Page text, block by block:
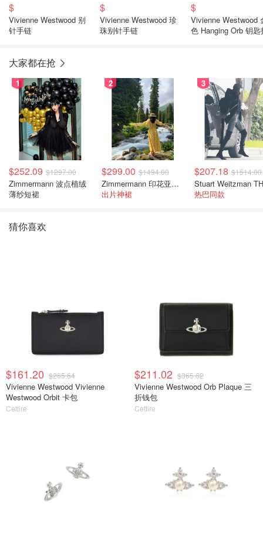
$
Vivienne Westwood 别
针手链
$
Vivienne Westwood 珍
珠别针手链
$
Vivienne Westwood
色 Hanging Orb 钥匙
大家都在抢
1
$252.09 $1297.00
Zimmermann 波点植绒
薄纱短裙
2
$299.00 $1494.00
Zimmermann 印花亚麻露背中长连衣裙
出片神裙
3
$207.18 $1514.00
热巴同款
猜你喜欢
$161.20 $265.64
Vivienne Westwood Vivienne
Westwood Orbit 卡包
Cettire
$211.02 $365.62
Vivienne Westwood Orb Plaque 三
折钱包
Cettire